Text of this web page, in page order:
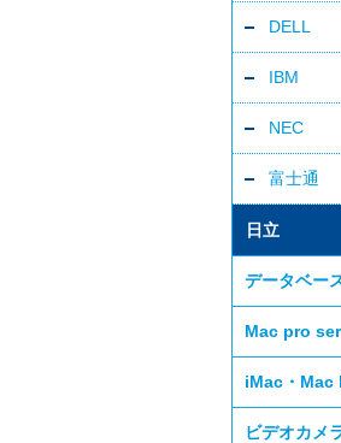
DELL
IBM
NEC
富士通
日立
データベー
Mac pro
iMac・Mac
ビデオカメ